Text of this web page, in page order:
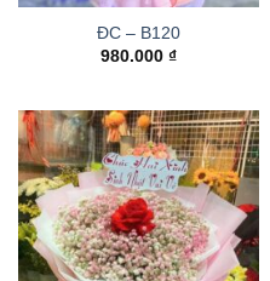
ĐC – B120
980.000 ₫